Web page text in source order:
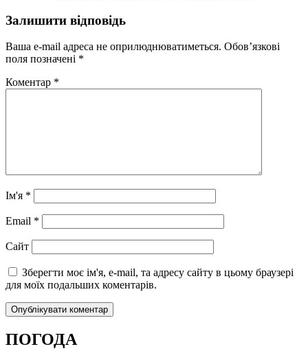
Залишити відповідь
Ваша e-mail адреса не оприлюднюватиметься. Обов’язкові
поля позначені *
Коментар *
Ім'я *
Email *
Сайт
Зберегти моє ім'я, e-mail, та адресу сайту в цьому браузері
для моїх подальших коментарів.
ПОГОДА